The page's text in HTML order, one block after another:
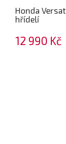
Honda
hřídelí
12 990 Kč